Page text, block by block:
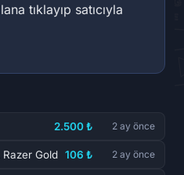
tıklayıp satıcıyla
2.500 ₺ 2 ay önce
Razer Gold 106 ₺ 2 ay önce